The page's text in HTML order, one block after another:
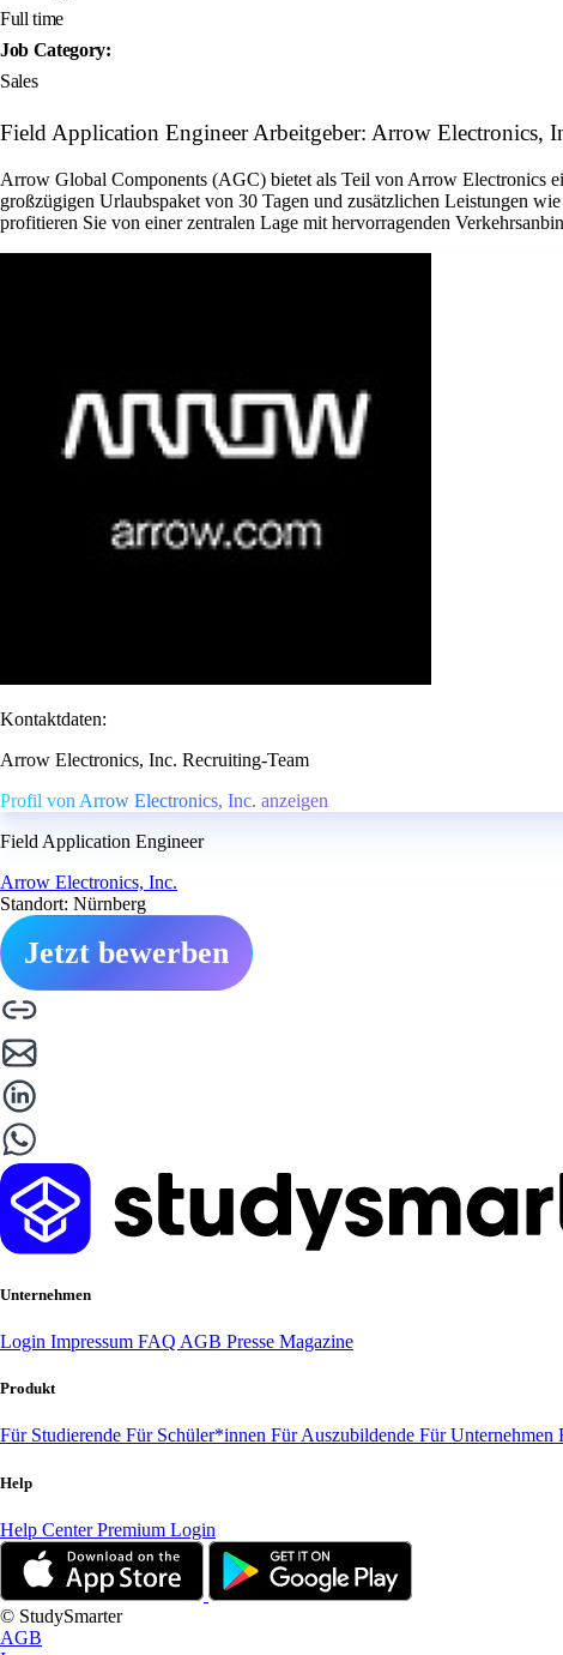
Full time
Job Category:
Sales
Field Application Engineer Arbeitgeber: Arrow Electronics,
Arrow Global Components (AGC) bietet als Teil von Arrow Electronics
großzügigen Urlaubspaket von 30 Tagen und zusätzlichen Leistungen
profitieren Sie von einer zentralen Lage mit hervorragenden
Kontaktdaten:
Arrow Electronics, Inc. Recruiting-Team
Profil von Arrow Electronics, Inc. anzeigen
Field Application Engineer
Arrow Electronics, Inc.
Standort: Nürnberg
Jetzt bewerben
Unternehmen
Login Impressum FAQ AGB Presse Magazine
Produkt
Für Studierende Für Schüler*innen Für Auszubildende Für Unternehmen
Help
Help CenterPremium Login
© StudySmarter
AGB